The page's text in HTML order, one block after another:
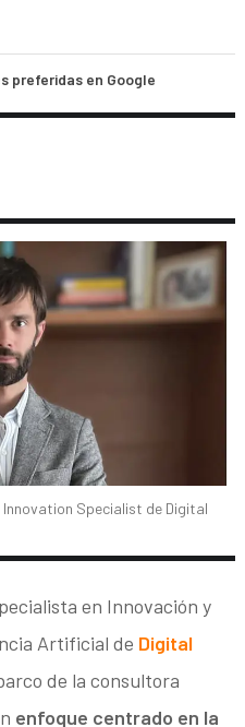
preferidas en Google
Specialist de Digital
en Innovación y
Artificial de Digital
de la consultora
enfoque centrado en la